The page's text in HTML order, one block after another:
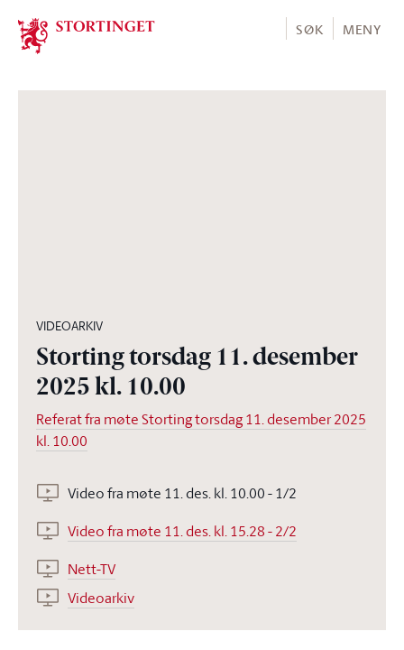
Stortinget.no
SØK MENY
VIDEOARKIV
Storting torsdag 11. desember
2025 kl. 10.00
Referat fra møte Storting torsdag 11. desember 2025
kl. 10.00
Video fra møte 11. des. kl. 10.00 - 1/2
Video fra møte 11. des. kl. 15.28 - 2/2
Nett-TV
Videoarkiv